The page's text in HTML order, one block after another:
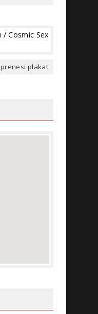
prenesi plakat